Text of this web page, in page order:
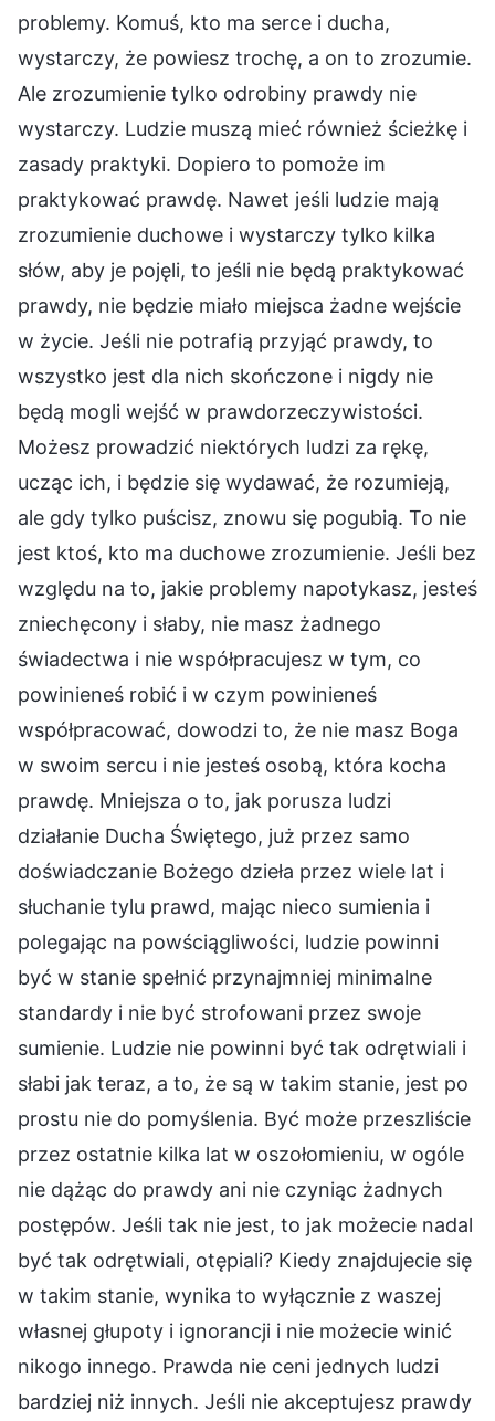
problemy. Komuś, kto ma serce i ducha,
wystarczy, że powiesz trochę, a on to zrozumie.
Ale zrozumienie tylko odrobiny prawdy nie
wystarczy. Ludzie muszą mieć również ścieżkę i
zasady praktyki. Dopiero to pomoże im
praktykować prawdę. Nawet jeśli ludzie mają
zrozumienie duchowe i wystarczy tylko kilka
słów, aby je pojęli, to jeśli nie będą praktykować
prawdy, nie będzie miało miejsca żadne wejście
w życie. Jeśli nie potrafią przyjąć prawdy, to
wszystko jest dla nich skończone i nigdy nie
będą mogli wejść w prawdorzeczywistości.
Możesz prowadzić niektórych ludzi za rękę,
ucząc ich, i będzie się wydawać, że rozumieją,
ale gdy tylko puścisz, znowu się pogubią. To nie
jest ktoś, kto ma duchowe zrozumienie. Jeśli bez
względu na to, jakie problemy napotykasz, jesteś
zniechęcony i słaby, nie masz żadnego
świadectwa i nie współpracujesz w tym, co
powinieneś robić i w czym powinieneś
współpracować, dowodzi to, że nie masz Boga
w swoim sercu i nie jesteś osobą, która kocha
prawdę. Mniejsza o to, jak porusza ludzi
działanie Ducha Świętego, już przez samo
doświadczanie Bożego dzieła przez wiele lat i
słuchanie tylu prawd, mając nieco sumienia i
polegając na powściągliwości, ludzie powinni
być w stanie spełnić przynajmniej minimalne
standardy i nie być strofowani przez swoje
sumienie. Ludzie nie powinni być tak odrętwiali i
słabi jak teraz, a to, że są w takim stanie, jest po
prostu nie do pomyślenia. Być może przeszliście
przez ostatnie kilka lat w oszołomieniu, w ogóle
nie dążąc do prawdy ani nie czyniąc żadnych
postępów. Jeśli tak nie jest, to jak możecie nadal
być tak odrętwiali, otępiali? Kiedy znajdujecie się
w takim stanie, wynika to wyłącznie z waszej
własnej głupoty i ignorancji i nie możecie winić
nikogo innego. Prawda nie ceni jednych ludzi
bardziej niż innych. Jeśli nie akceptujesz prawdy